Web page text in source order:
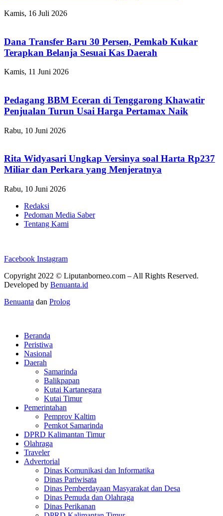
Kamis, 16 Juli 2026
Dana Transfer Baru 30 Persen, Pemkab Kukar
Terapkan Belanja Sesuai Kas Daerah
Kamis, 11 Juni 2026
Pedagang BBM Eceran di Tenggarong Khawatir
Penjualan Turun Usai Harga Pertamax Naik
Rabu, 10 Juni 2026
Rita Widyasari Ungkap Versinya soal Harta Rp237
Miliar dan Perkara yang Menjeratnya
Rabu, 10 Juni 2026
Redaksi
Pedoman Media Saber
Tentang Kami
Facebook Instagram
Copyright 2022 © Liputanborneo.com – All Rights Reserved.
Developed by Benuanta.id
Benuanta dan Prolog
Beranda
Peristiwa
Nasional
Daerah
Samarinda
Balikpapan
Kutai Kartanegara
Kutai Timur
Pemerintahan
Pemprov Kaltim
Pemkot Samarinda
DPRD Kalimantan Timur
Olahraga
Traveler
Advertorial
Dinas Komunikasi dan Informatika
Dinas Pariwisata
Dinas Pemberdayaan Masyarakat dan Desa
Dinas Pemuda dan Olahraga
Dinas Perikanan